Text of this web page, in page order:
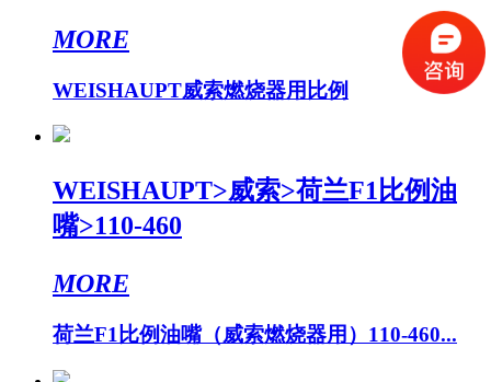
MORE
WEISHAUPT威索燃烧器用比例
WEISHAUPT>威索>荷兰F1比例油
嘴>110-460
MORE
荷兰F1比例油嘴（威索燃烧器用）110-460...